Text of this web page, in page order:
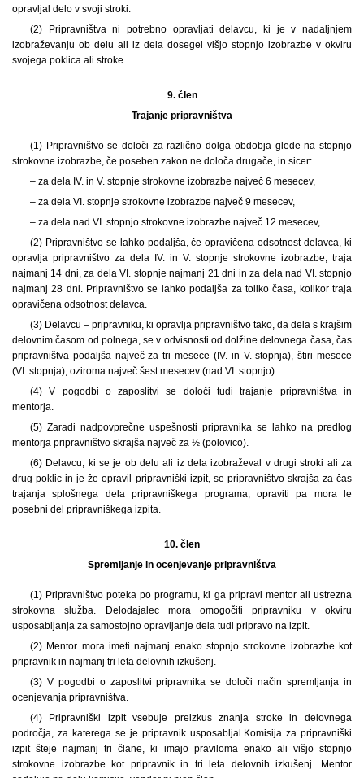
opravljal delo v svoji stroki.
(2) Pripravništva ni potrebno opravljati delavcu, ki je v nadaljnjem
izobraževanju ob delu ali iz dela dosegel višjo stopnjo izobrazbe v okviru
svojega poklica ali stroke.
9. člen
Trajanje pripravništva
(1) Pripravništvo se določi za različno dolga obdobja glede na stopnjo
strokovne izobrazbe, če poseben zakon ne določa drugače, in sicer:
– za dela IV. in V. stopnje strokovne izobrazbe največ 6 mesecev,
– za dela VI. stopnje strokovne izobrazbe največ 9 mesecev,
– za dela nad VI. stopnjo strokovne izobrazbe največ 12 mesecev,
(2) Pripravništvo se lahko podaljša, če opravičena odsotnost delavca, ki
opravlja pripravništvo za dela IV. in V. stopnje strokovne izobrazbe, traja
najmanj 14 dni, za dela VI. stopnje najmanj 21 dni in za dela nad VI. stopnjo
najmanj 28 dni. Pripravništvo se lahko podaljša za toliko časa, kolikor traja
opravičena odsotnost delavca.
(3) Delavcu – pripravniku, ki opravlja pripravništvo tako, da dela s krajšim
delovnim časom od polnega, se v odvisnosti od dolžine delovnega časa, čas
pripravništva podaljša največ za tri mesece (IV. in V. stopnja), štiri mesece
(VI. stopnja), oziroma največ šest mesecev (nad VI. stopnjo).
(4) V pogodbi o zaposlitvi se določi tudi trajanje pripravništva in
mentorja.
(5) Zaradi nadpovprečne uspešnosti pripravnika se lahko na predlog
mentorja pripravništvo skrajša največ za ½ (polovico).
(6) Delavcu, ki se je ob delu ali iz dela izobraževal v drugi stroki ali za
drug poklic in je že opravil pripravniški izpit, se pripravništvo skrajša za čas
trajanja splošnega dela pripravniškega programa, opraviti pa mora le
posebni del pripravniškega izpita.
10. člen
Spremljanje in ocenjevanje pripravništva
(1) Pripravništvo poteka po programu, ki ga pripravi mentor ali ustrezna
strokovna služba. Delodajalec mora omogočiti pripravniku v okviru
usposabljanja za samostojno opravljanje dela tudi pripravo na izpit.
(2) Mentor mora imeti najmanj enako stopnjo strokovne izobrazbe kot
pripravnik in najmanj tri leta delovnih izkušenj.
(3) V pogodbi o zaposlitvi pripravnika se določi način spremljanja in
ocenjevanja pripravništva.
(4) Pripravniški izpit vsebuje preizkus znanja stroke in delovnega
področja, za katerega se je pripravnik usposabljal.Komisija za pripravniški
izpit šteje najmanj tri člane, ki imajo praviloma enako ali višjo stopnjo
strokovne izobrazbe kot pripravnik in tri leta delovnih izkušenj. Mentor